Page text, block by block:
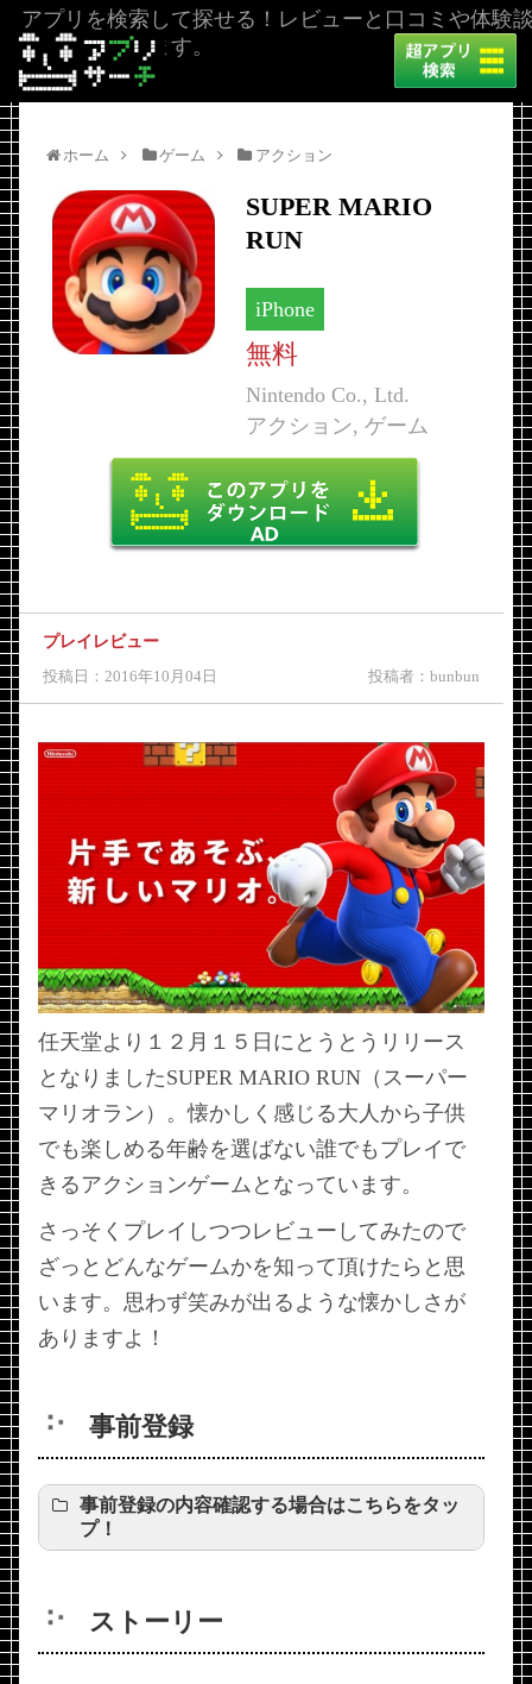
アプリを検索して探せる！レビューと口コミや体験
を掲載しています。
ホーム ゲーム アクション
SUPER MARIO
RUN
iPhone
無料
Nintendo Co., Ltd.
アクション, ゲーム
プレイレビュー
投稿日：2016年10月04日 投稿者：bunbun
任天堂より１２月１５日にとうとうリリース
となりましたSUPER MARIO RUN（スーパー
マリオラン）。懐かしく感じる大人から子供
でも楽しめる年齢を選ばない誰でもプレイで
きるアクションゲームとなっています。
さっそくプレイしつつレビューしてみたので
ざっとどんなゲームかを知って頂けたらと思
います。思わず笑みが出るような懐かしさが
ありますよ！
事前登録
事前登録の内容確認する場合はこちらをタッ
プ！
ストーリー